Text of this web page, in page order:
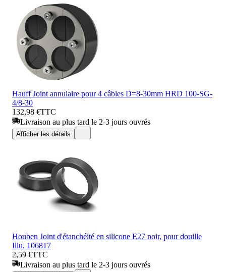
Hauff Joint annulaire pour 4 câbles D=8-30mm HRD 100-SG-
4/8-30
132,98 €TTC
Livraison au plus tard le 2-3 jours ouvrés
Afficher les détails
Houben Joint d'étanchéité en silicone E27 noir, pour douille
Illu. 106817
2,59 €TTC
Livraison au plus tard le 2-3 jours ouvrés